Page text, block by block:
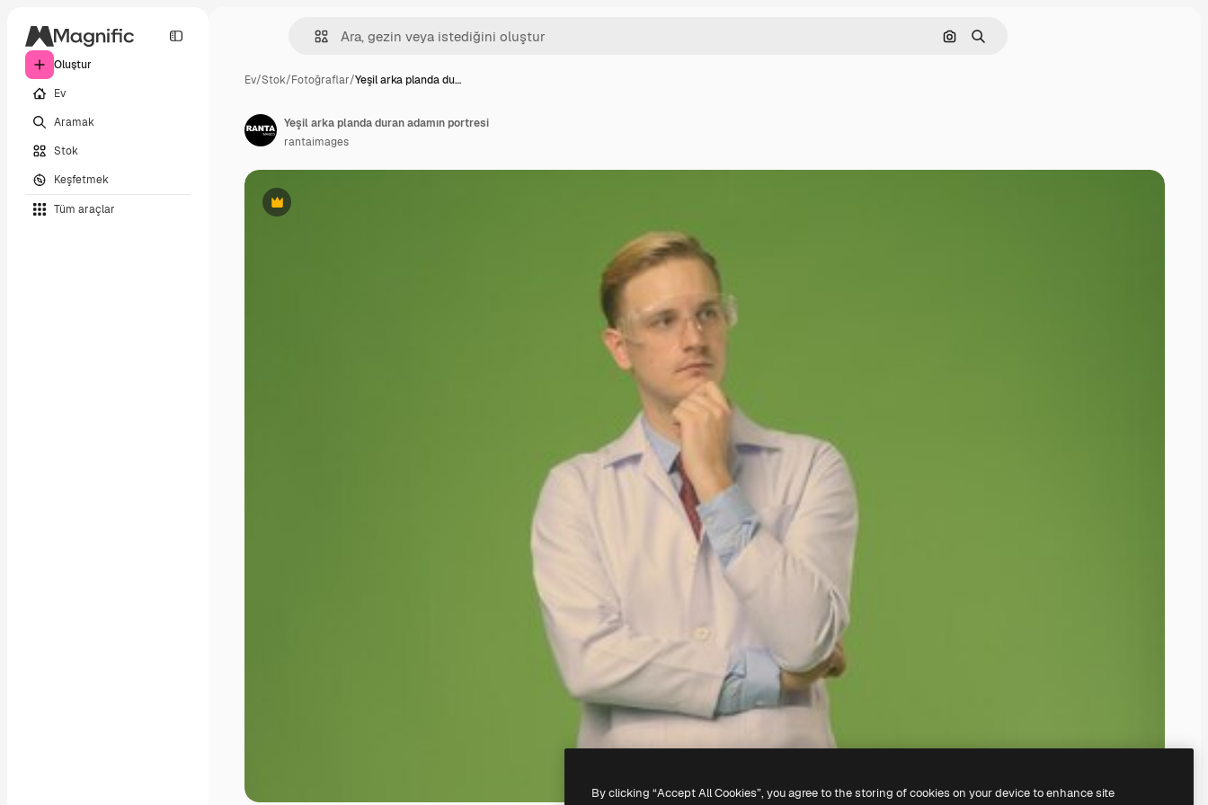
Oluştur
Ev
Aramak
Stok
Keşfetmek
Tüm araçlar
Görüntüyle ara
Aramak
Ev/Stok/Fotoğraflar/Yeşil arka planda du…
Premium
Yeşil arka planda duran adamın portresi
rantaimages
By clicking “Accept All Cookies”, you agree to the storing of cookies on your device to enhance site